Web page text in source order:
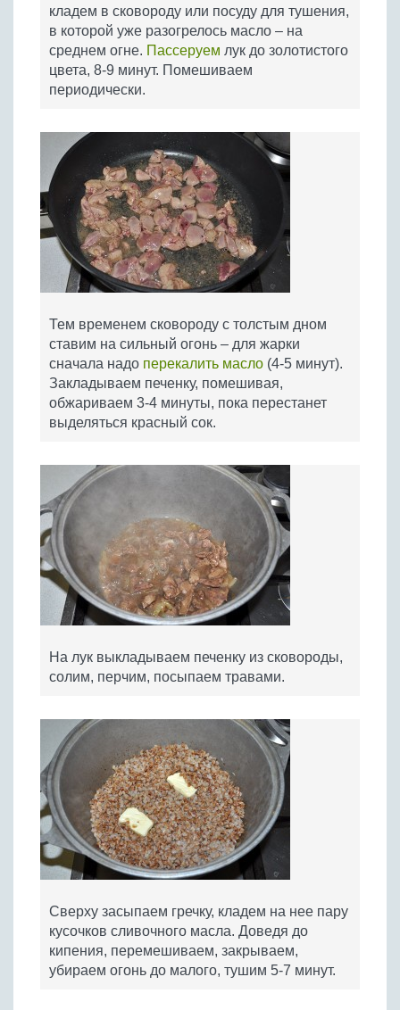
кладем в сковороду или посуду для тушения,
в которой уже разогрелось масло – на
среднем огне. Пассеруем лук до золотистого
цвета, 8-9 минут. Помешиваем
периодически.
Тем временем сковороду с толстым дном
ставим на сильный огонь – для жарки
сначала надо перекалить масло (4-5 минут).
Закладываем печенку, помешивая,
обжариваем 3-4 минуты, пока перестанет
выделяться красный сок.
На лук выкладываем печенку из сковороды,
солим, перчим, посыпаем травами.
Сверху засыпаем гречку, кладем на нее пару
кусочков сливочного масла. Доведя до
кипения, перемешиваем, закрываем,
убираем огонь до малого, тушим 5-7 минут.